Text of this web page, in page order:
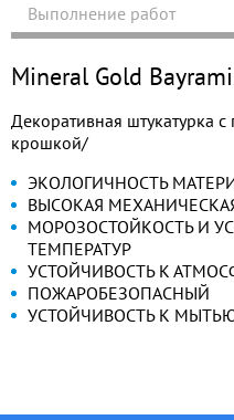
Выполнение работ
Mineral Gold
Декоративная штукатурка
крошкой/
ЭКОЛОГИЧНОСТЬ
ВЫСОКАЯ
МОРОЗОСТОЙКОСТЬ И
ТЕМПЕРАТУР
УСТОЙЧИВОСТЬ К
ПОЖАРОБЕЗОПАСНЫЙ
УСТОЙЧИВОСТЬ К